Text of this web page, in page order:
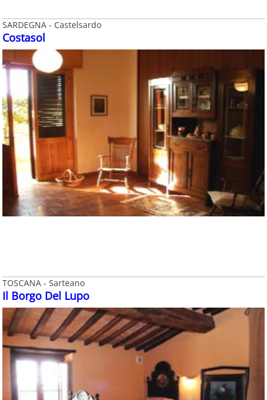
SARDEGNA - Castelsardo
Costasol
TOSCANA - Sarteano
Il Borgo Del Lupo